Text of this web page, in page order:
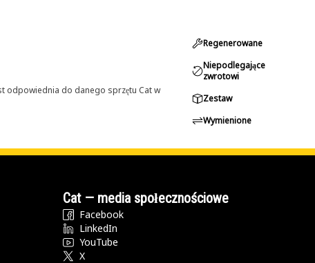
odpowiednia do danego sprzętu Cat w
Regenerowane
Niepodlegające
zwrotowi
Zestaw
Wymienione
Cat — media społecznościowe
Facebook
LinkedIn
YouTube
X